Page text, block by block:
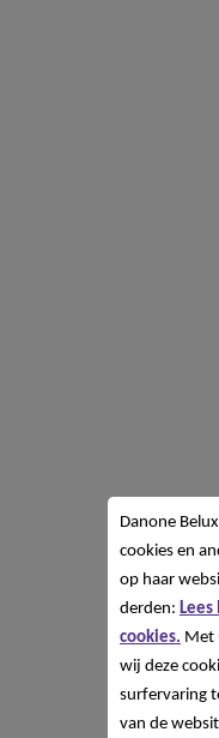
Danone
cookies en
op haar
derden:
cookies. Met
wij deze
surfervaring
van de